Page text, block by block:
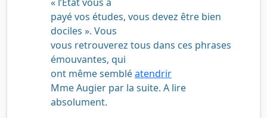
payé vos études, vous devez être bien
dociles ». Vous
vous retrouverez tous dans ces phrases
émouvantes, qui
ont même sembléatendrir
Mme Augier par la suite. A lire
absolument.